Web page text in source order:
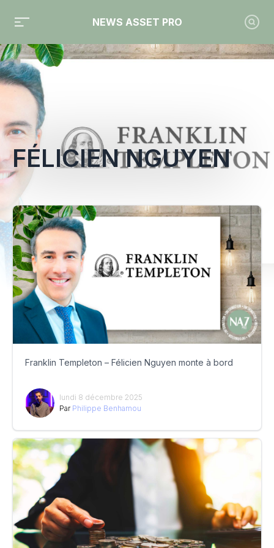
NEWS ASSET PRO
Toute l'actualité sur le tag "Félicien Nguyen"
FÉLICIEN NGUYEN
Franklin Templeton – Félicien Nguyen monte à bord
lundi 8 décembre 2025
Par Philippe Benhamou